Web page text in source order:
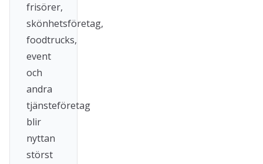
frisörer,
skönhetsföretag,
foodtrucks,
event
och
andra
tjänsteföretag
blir
nyttan
störst